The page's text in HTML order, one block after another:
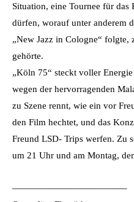
Situation, eine Tournee für das
dürfen, worauf unter anderem
„New Jazz in Cologne“ folgte,
gehörte.
„Köln 75“ steckt voller
wegen der hervorragenden
zu Szene rennt, wie ein vor
den Film hechtet, und das
Freund LSD- Trips werfen. Zu
um 21 Uhr und am Montag,
————————————–